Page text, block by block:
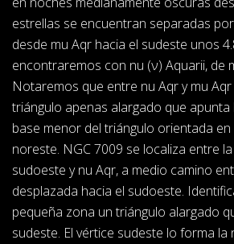
estrellas se encuentran separadas
desde mu Aqr hacia el sudeste unos
encontraremos con nu (ν) Aquarii, de
Notaremos que entre nu Aqr y mu
triángulo apenas alargado que apunta
base menor del triángulo orientada
noreste. NGC 7009 se localiza entre
sudoeste y nu Aqr, a medio camino
desplazada hacia el sudoeste.
pequeña zona un triángulo alargado
sudeste. El vértice sudeste lo forma la